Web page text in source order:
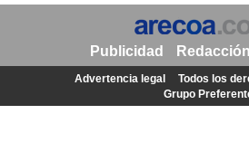
Publicidad Redacción
Advertencia legal
Todos los
Grupo